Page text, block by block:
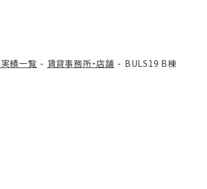
績一覧 賃貸事務所・店舗 BULS19 B棟